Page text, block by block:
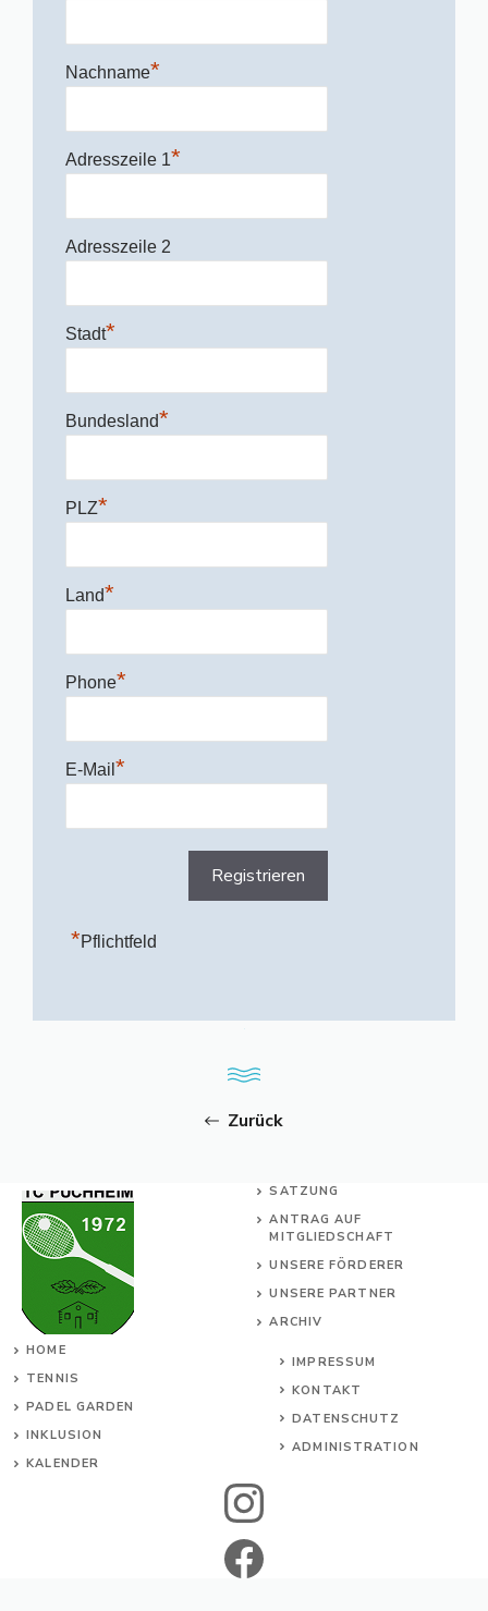
Nachname*
Adresszeile 1*
Adresszeile 2
Stadt*
Bundesland*
PLZ*
Land*
Phone*
E-Mail *
*Pflichtfeld
Zurück
SATZUNG
ANTRAG AUF
MITGLIEDSCHAFT
UNSERE FÖRDERER
UNSERE PARTNER
ARCHIV
HOME
TENNIS
PADEL GARDEN
INKLUSION
KALENDER
IMPRESSUM
KONTAKT
DATENSCHUTZ
ADMINISTRATION